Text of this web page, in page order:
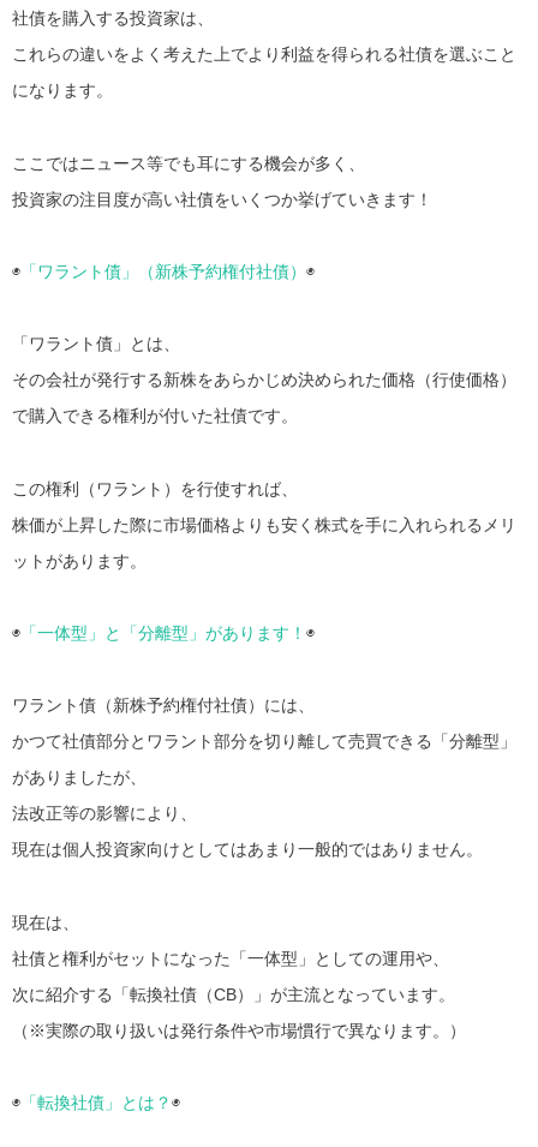
社債を購入する投資家は、
これらの違いをよく考えた上でより利益を得られる社債を選ぶこと
になります。
ここではニュース等でも耳にする機会が多く、
投資家の注目度が高い社債をいくつか挙げていきます！
◉ 「ワラント債」（新株予約権付社債） ◉
「ワラント債」とは、
その会社が発行する新株をあらかじめ決められた価格（行使価格）
で購入できる権利が付いた社債です。
この権利（ワラント）を行使すれば、
株価が上昇した際に市場価格よりも安く株式を手に入れられるメリ
ットがあります。
◉ 「一体型」と「分離型」があります！ ◉
ワラント債（新株予約権付社債）には、
かつて社債部分とワラント部分を切り離して売買できる「分離型」
がありましたが、
法改正等の影響により、
現在は個人投資家向けとしてはあまり一般的ではありません。
現在は、
社債と権利がセットになった「一体型」としての運用や、
次に紹介する「転換社債（CB）」が主流となっています。
（※実際の取り扱いは発行条件や市場慣行で異なります。）
◉ 「転換社債」とは？◉